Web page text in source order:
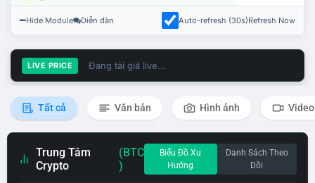
Hide Module Diễn đàn Auto-refresh (30s)Refresh Now
LIVE PRICE Đang tải giá live...
Tất cả Văn bản Hình ảnh Video
Trung Tâm
Crypto
(BTC
)
Biểu Đồ Xu
Hướng
Danh Sách Theo
Dõi